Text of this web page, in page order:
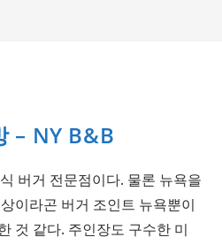
– NY B&B
버거 전문점이다. 물론 뉴욕을
이라곤 버거 조인트 뉴욕뿐이
것 같다. 주인장도 구수한 미